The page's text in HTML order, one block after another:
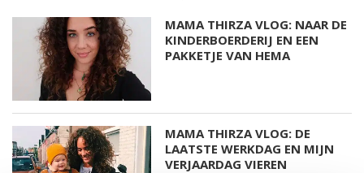
MAMA THIRZA VLOG: NAAR DE
KINDERBOERDERIJ EN EEN
PAKKETJE VAN HEMA
MAMA THIRZA VLOG: DE
LAATSTE WERKDAG EN MIJN
VERJAARDAG VIEREN